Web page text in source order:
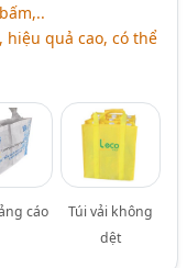
quả cao, có thể
cáo
Túi vải không
dệt